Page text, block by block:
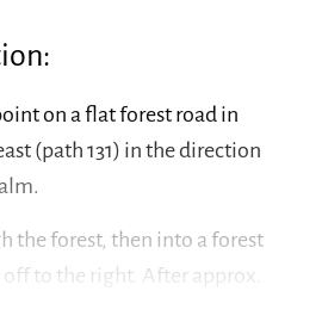
on a flat forest road in
(path 131) in the direction
the forest, then into a forest
to the right. After approx.